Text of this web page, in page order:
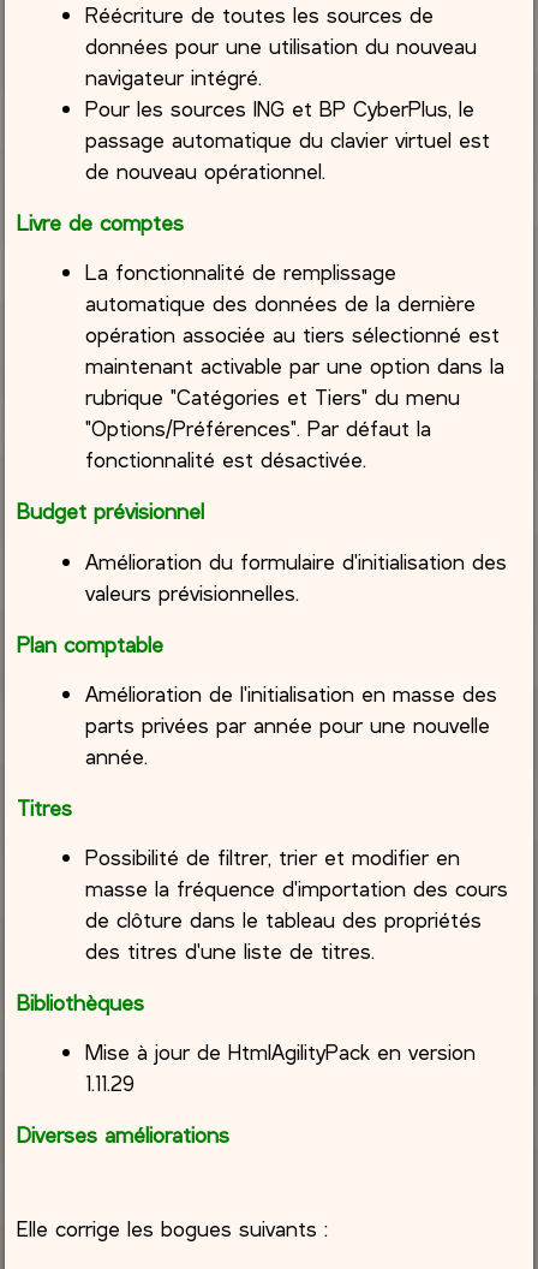
Réécriture de toutes les sources de
données pour une utilisation du nouveau
navigateur intégré.
Pour les sources ING et BP CyberPlus, le
passage automatique du clavier virtuel est
de nouveau opérationnel.
Livre de comptes
La fonctionnalité de remplissage
automatique des données de la dernière
opération associée au tiers sélectionné est
maintenant activable par une option dans la
rubrique "Catégories et Tiers" du menu
"Options/Préférences". Par défaut la
fonctionnalité est désactivée.
Budget prévisionnel
Amélioration du formulaire d'initialisation des
valeurs prévisionnelles.
Plan comptable
Amélioration de l'initialisation en masse des
parts privées par année pour une nouvelle
année.
Titres
Possibilité de filtrer, trier et modifier en
masse la fréquence d'importation des cours
de clôture dans le tableau des propriétés
des titres d'une liste de titres.
Bibliothèques
Mise à jour de HtmlAgilityPack en version
1.11.29
Diverses améliorations
Elle corrige les bogues suivants :